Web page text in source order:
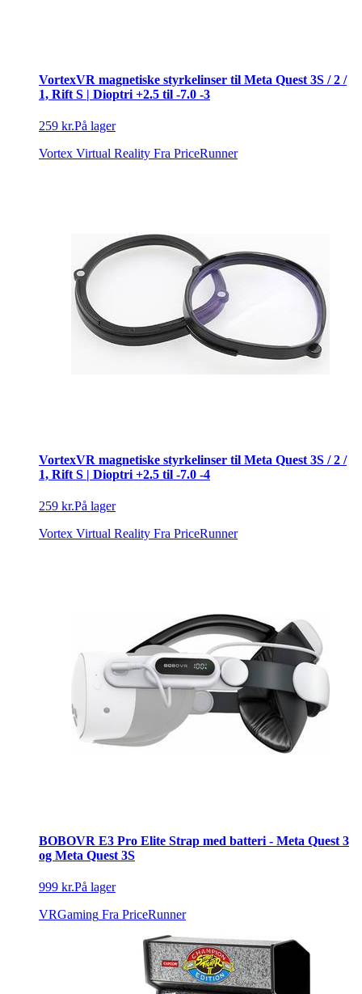
VortexVR magnetiske styrkelinser til Meta Quest 3S / 2 /
1, Rift S | Dioptri +2.5 til -7.0 -3
259 kr.På lager
Vortex Virtual Reality Fra PriceRunner
VortexVR magnetiske styrkelinser til Meta Quest 3S / 2 /
1, Rift S | Dioptri +2.5 til -7.0 -4
259 kr.På lager
Vortex Virtual Reality Fra PriceRunner
BOBOVR E3 Pro Elite Strap med batteri - Meta Quest 3
og Meta Quest 3S
999 kr.På lager
VRGaming Fra PriceRunner